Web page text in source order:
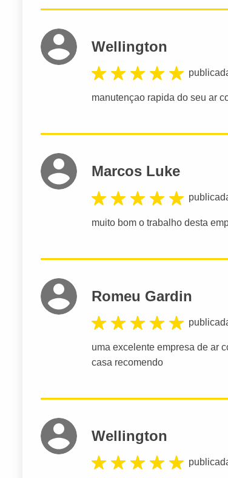
Wellington
manutençao rapida do seu ar
Marcos Luke
muito bom o trabalho desta
Romeu Gardin
uma excelente empresa de ar
casa recomendo
Wellington